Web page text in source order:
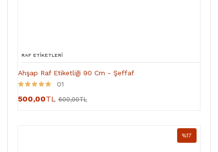
RAF ETIKETLERI
Ahşap Raf Etiketliği 90 Cm - Şeffaf
01
500,00TL 600,00TL
%17